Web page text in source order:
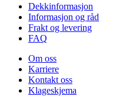
Dekkinformasjon
Informasjon og råd
Frakt og levering
FAQ
Om oss
Karriere
Kontakt oss
Klageskjema